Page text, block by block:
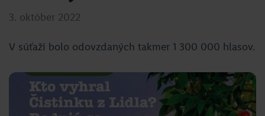
3. október 2022
V súťaži bolo odovzdaných takmer 1 300 000 hlasov.